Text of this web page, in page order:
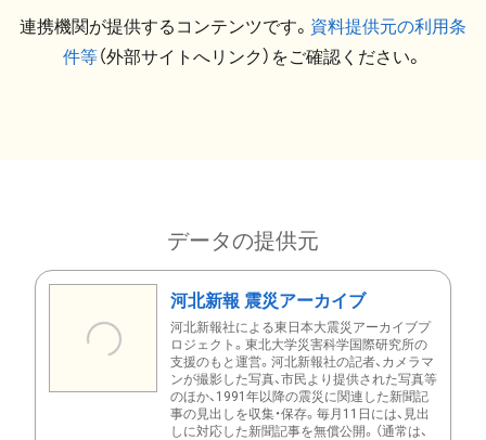
連携機関が提供するコンテンツです。 資料提供元の利用条
件等（外部サイトへリンク）をご確認ください。
データの提供元
河北新報 震災アーカイブ
河北新報社による東日本大震災アーカイブプ
ロジェクト。東北大学災害科学国際研究所の
支援のもと運営。河北新報社の記者、カメラマ
ンが撮影した写真、市民より提供された写真等
のほか、1991年以降の震災に関連した新聞記
事の見出しを収集・保存。毎月11日には、見出
しに対応した新聞記事を無償公開。（通常は、